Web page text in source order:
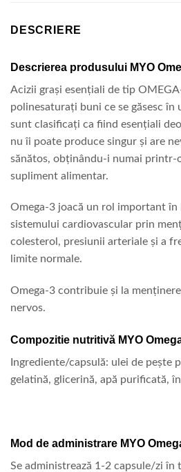
DESCRIERE
Descrierea produsului MYO
Acizii grași esențiali de tip
polinesaturați buni ce se gӑsesc în
sunt clasificați ca fiind esențiali
nu îi poate produce singur și are
sӑnӑtos, obținându-i numai printr-
supliment alimentar.
Omega-3 joacӑ un rol important în
sistemului cardiovascular prin
colesterol, presiunii arteriale și a
limite normale.
Omega-3 contribuie și la
nervos.
Compozitie nutritivă MYO
Ingrediente/capsulӑ: ulei de pește
gelatinӑ, glicerinӑ, apӑ purificatӑ,
Mod de administrare MYO
Se administrează 1-2 capsule/zi în